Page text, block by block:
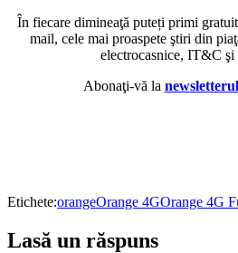
În fiecare dimineaţă puteți primi
mail, cele mai proaspete ştiri din
electrocasnice, IT&C şi
Abonaţi-vă la
Etichete:orangeOrange 4GOrange 4G
Lasă un răspuns